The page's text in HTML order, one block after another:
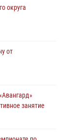
ЗАДЕРЖАНО 23
округа
округа
от
занятие